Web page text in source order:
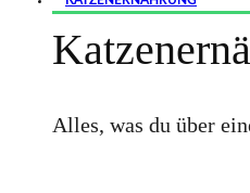
Alles, was du über